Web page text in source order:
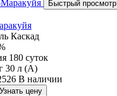
Быстрый просмотр
Каскад
180 суток
30 л (А)
В наличии
Узнать цену